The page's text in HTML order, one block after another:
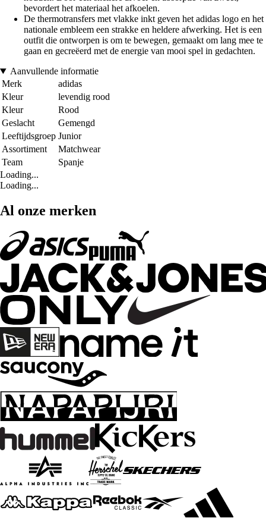
bevordert het materiaal het afkoelen.
De thermotransfers met vlakke inkt geven het adidas logo en het
nationale embleem een strakke en heldere afwerking. Het is een
outfit die ontworpen is om te bewegen, gemaakt om lang mee te
gaan en gecreëerd met de energie van mooi spel in gedachten.
Aanvullende informatie
Merk
adidas
Kleur
levendig rood
Kleur
Rood
Geslacht
Gemengd
Leeftijdsgroep Junior
Assortiment
Matchwear
Team
Spanje
Loading...
Loading...
Al onze merken